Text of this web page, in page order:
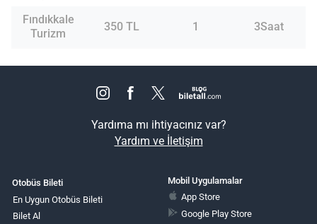
Fındıkkale
Turizm
350 TL 1 3Saat
Yardıma mı ihtiyacınız var?
Yardım ve İletişim
Otobüs Bileti
En Uygun Otobüs Bileti
Bilet Al
Mobil Uygulamalar
App Store
Google Play Store